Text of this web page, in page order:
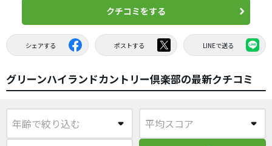
クチコミをする
シェアする ポストする LINEで送る
グリーンハイランドカントリー倶楽部の最新クチコミ